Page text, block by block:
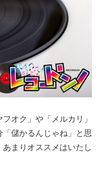
オク」や「メルカリ」
儲かるんじゃね」と思
まりオススメはいたし